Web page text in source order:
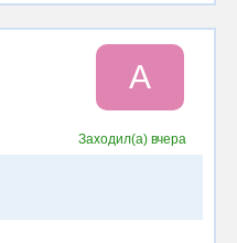
A
Заходил(а) вчера